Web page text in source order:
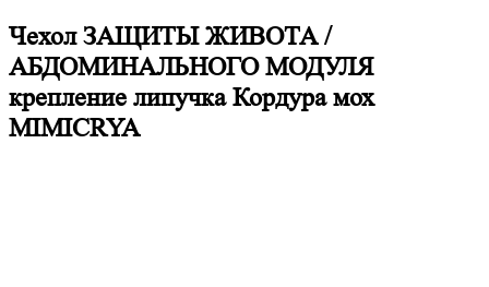
Чехол ЗАЩИТЫ ЖИВОТА /
АБДОМИНАЛЬНОГО МОДУЛЯ
крепление липучка Кордура мох
MIMICRYA